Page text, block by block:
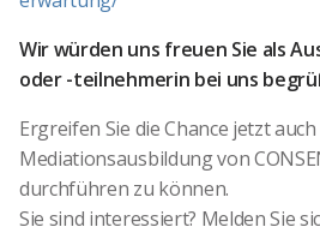
Wir würden uns freuen Sie als
oder -teilnehmerin bei uns
Ergreifen Sie die Chance jetzt
Mediationsausbildung von
durchführen zu können.
Sie sind interessiert? Melden Sie